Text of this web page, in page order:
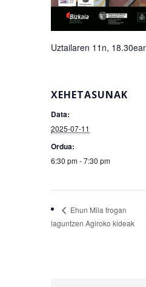
Uztailaren 11n,
XEHETASUNAK
Data:
2025-07-11
Ordua:
6:30 pm - 7:30 pm
Ehun Mila frogan
laguntzen Agiroko kideak